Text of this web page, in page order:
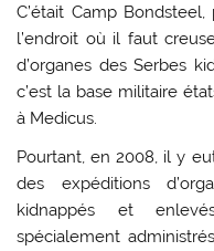
C’était Camp
l’endroit où il faut
d’organes des Serbes
c’est la base militaire
à Medicus.
Pourtant, en 2008, il y
des expéditions
kidnappés et
spécialement